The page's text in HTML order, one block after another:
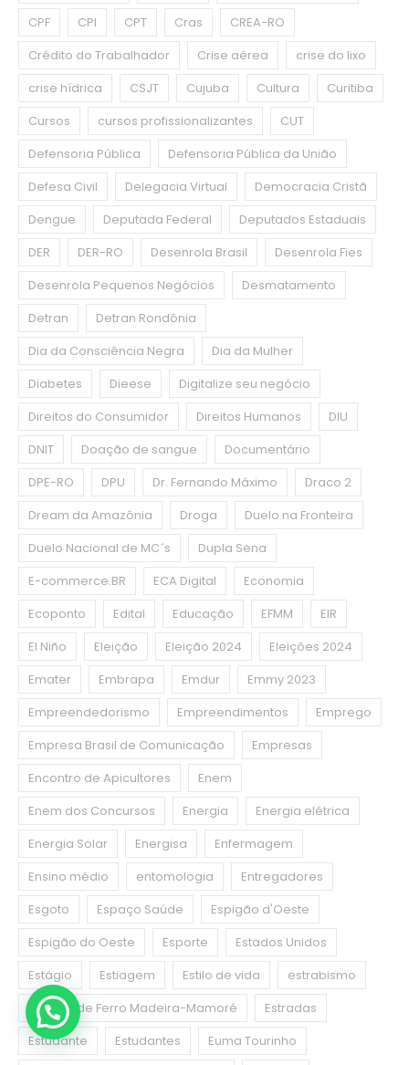
CPF
CPI CPT Cras
CREA-RO
Crédito do Trabalhador
Crise aérea
crise do lixo
crise hídrica
CSJT Cujuba Cultura
Curitiba
Cursos
cursos profissionalizantes
CUT
Defensoria Pública
Defensoria Pública da União
Defesa Civil
Delegacia Virtual
Democracia Cristã
Dengue
Deputada Federal
Deputados Estaduais
DER
DER-RO Desenrola Brasil
Desenrola Fies
Desenrola Pequenos Negócios
Desmatamento
Detran
Detran Rondônia
Dia da Consciência Negra
Dia da Mulher
Diabetes
Dieese
Digitalize seu negócio
Direitos do Consumidor
Direitos Humanos
DIU
DNIT
Doação de sangue
Documentário
DPE-RO
DPU Dr. Fernando Máximo
Draco 2
Dream da Amazônia
Droga
Duelo na Fronteira
Duelo Nacional de MC´s
Dupla Sena
E-commerce.BR
ECA Digital
Economia
Ecoponto
Edital Educação EFMM
EIR
El Niño
Eleição Eleição 2024
Eleições 2024
Emater
Embrapa Emdur
Emmy 2023
Empreendedorismo
Empreendimentos
Emprego
Empresa Brasil de Comunicação
Empresas
Encontro de Apicultores
Enem
Enem dos Concursos
Energia
Energia elétrica
Energia Solar
Energisa
Enfermagem
Ensino médio
entomologia
Entregadores
Esgoto
Espaço Saúde
Espigão d'Oeste
Espigão do Oeste
Esporte
Estados Unidos
Estágio
Estiagem Estilo de vida
estrabismo
Estrada de Ferro Madeira-Mamoré
Estradas
Estudante
Estudantes Euma Tourinho